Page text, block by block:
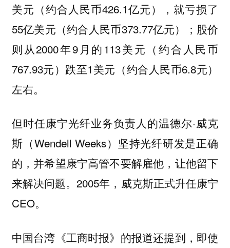
美元（约合人民币426.1亿元），就亏损了
55亿美元（约合人民币373.77亿元）；股价
则从2000年9月的113美元（约合人民币
767.93元）跌至1美元（约合人民币6.8元）
左右。
但时任康宁光纤业务负责人的温德尔·威克
斯（Wendell Weeks）坚持光纤研发是正确
的，并希望康宁高管不要解雇他，让他留下
来解决问题。2005年，威克斯正式升任康宁
CEO。
中国台湾《工商时报》的报道还提到，即使